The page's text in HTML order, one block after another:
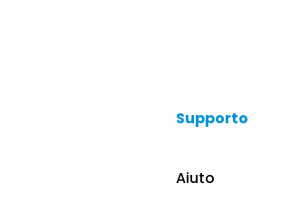
Supporto
Aiuto